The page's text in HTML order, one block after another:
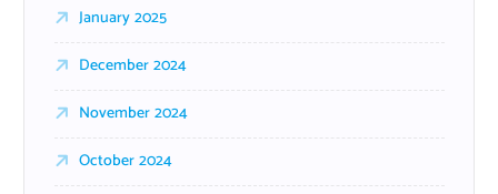
January 2025
December 2024
November 2024
October 2024